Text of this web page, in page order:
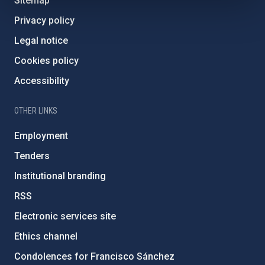
Privacy policy
Legal notice
Cookies policy
Accessibility
OTHER LINKS
Employment
Tenders
Institutional branding
RSS
Electronic services site
Ethics channel
Condolences for Francisco Sánchez